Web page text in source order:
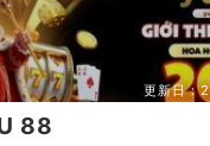
更新日：
88